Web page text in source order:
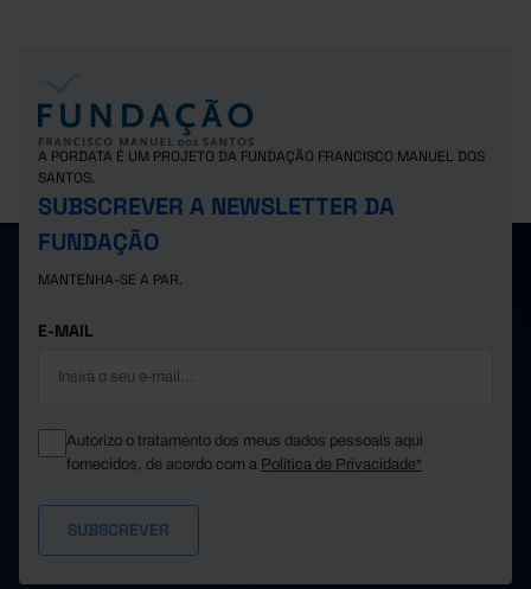
A PORDATA É UM PROJETO DA FUNDAÇÃO FRANCISCO MANUEL DOS
SANTOS.
SUBSCREVER A NEWSLETTER DA
FUNDAÇÃO
MANTENHA-SE A PAR.
E-MAIL
Autorizo o tratamento dos meus dados pessoais aqui
fornecidos, de acordo com a Política de Privacidade*